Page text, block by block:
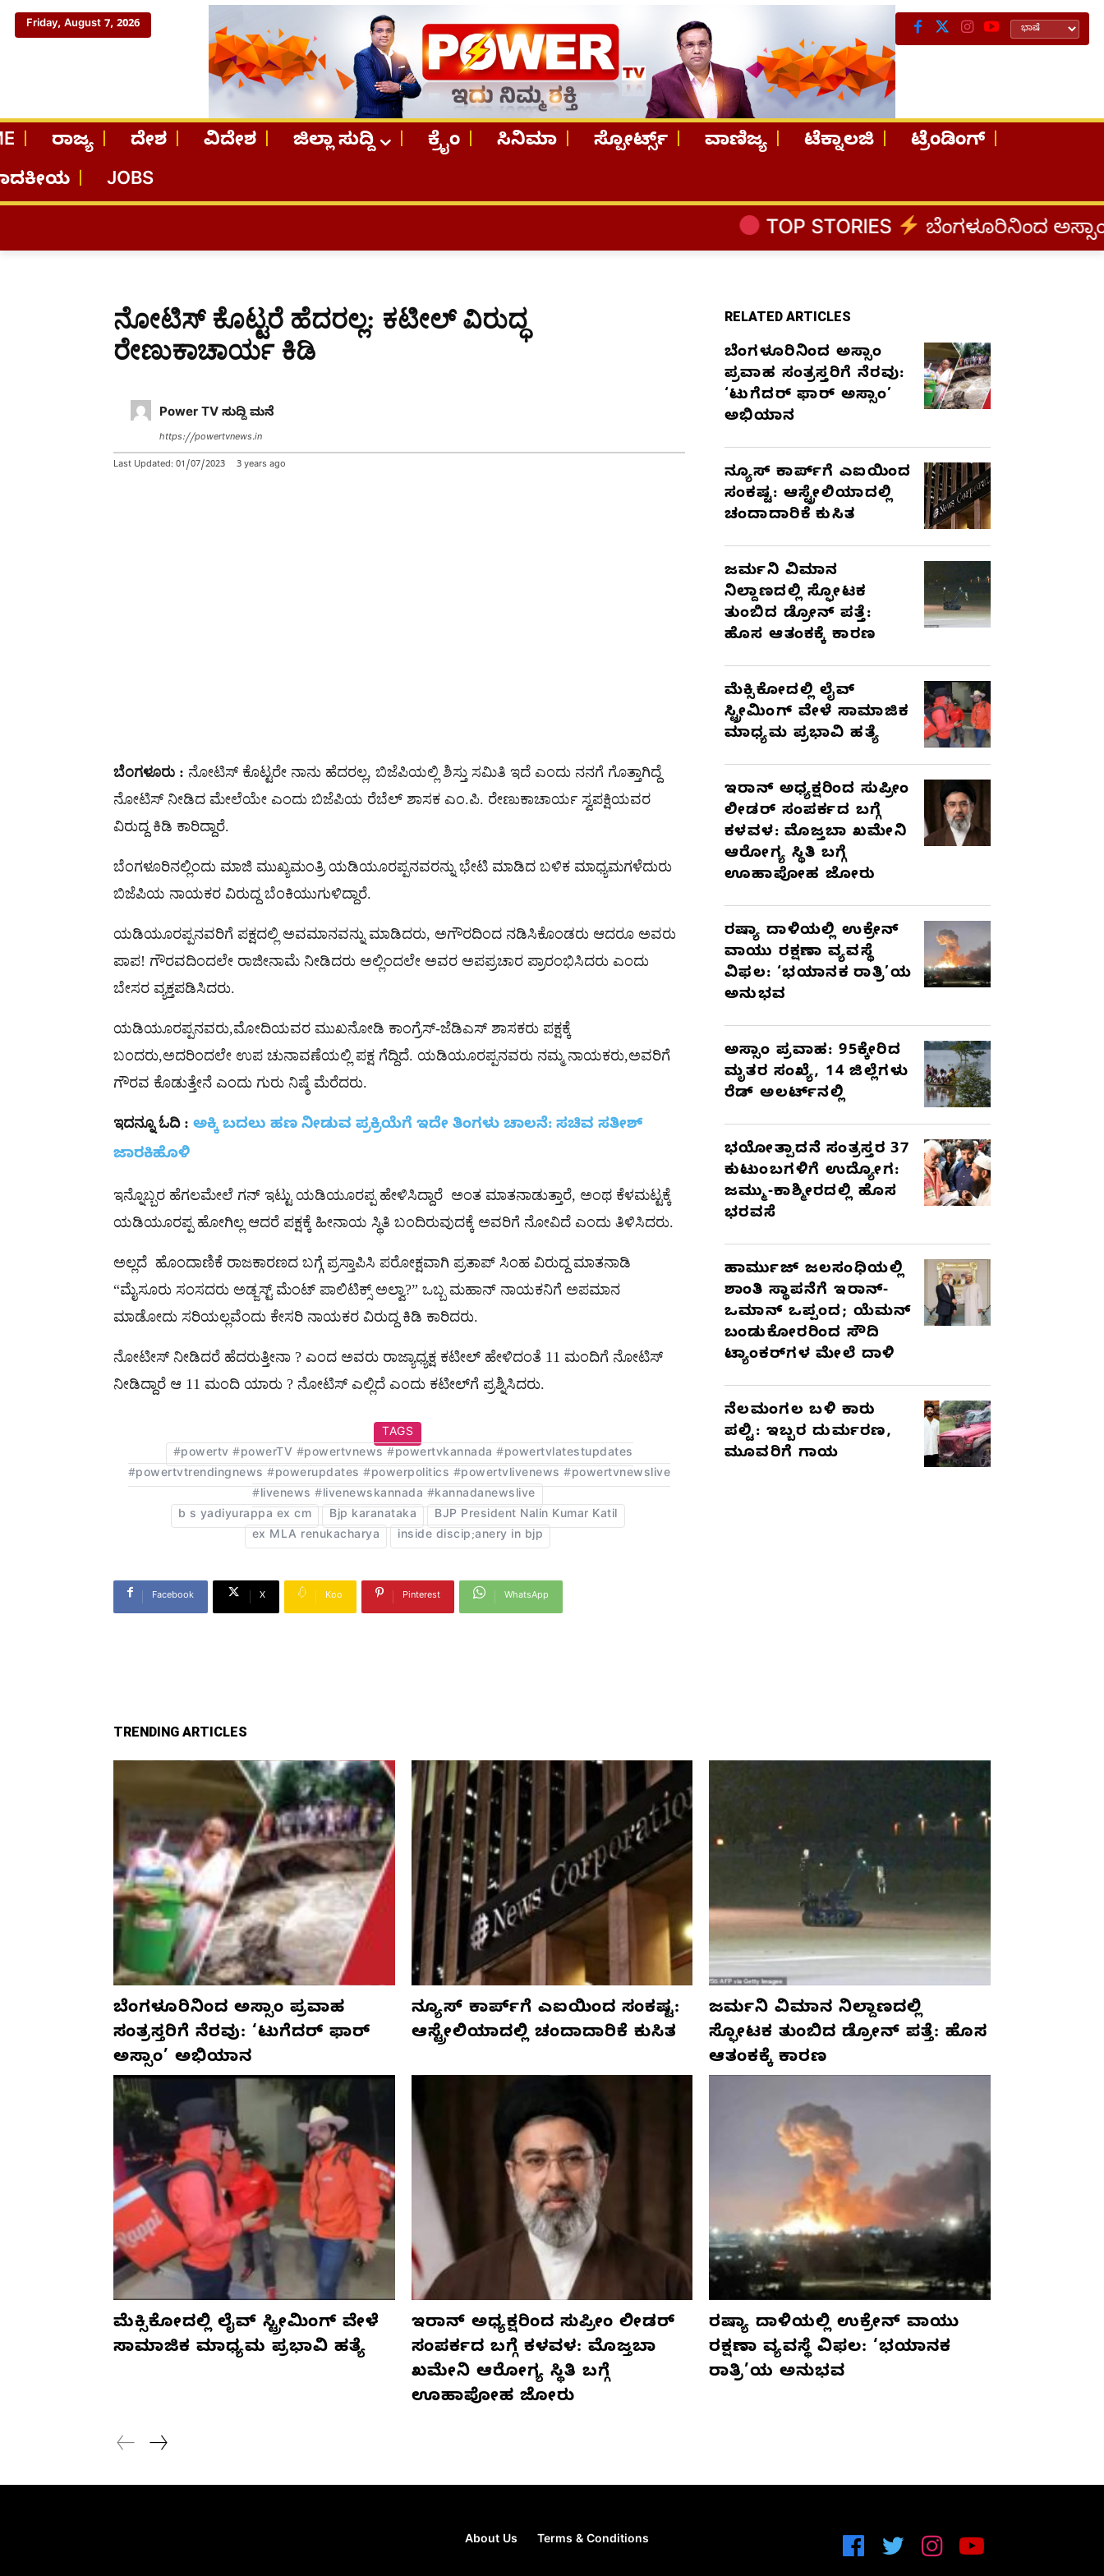
Friday, August 7, 2026
ರಾಜ್ಯ ದೇಶ ವಿದೇಶ ಜಿಲ್ಲಾ ಸುದ್ದಿ ಕ್ರೈಂ ಸಿನಿಮಾ ಸ್ಪೋರ್ಟ್ಸ್ ವಾಣಿಜ್ಯ ಟೆಕ್ನಾಲಜಿ
ಟ್ರೆಂಡಿಂಗ್
JOBS
TOP STORIES ಬೆಂಗಳೂರಿನಿಂದ ಅಸ್ಸಾಂ ಪ್ರವಾಹ
ನೋಟಿಸ್ ಕೊಟ್ಟರೆ ಹೆದರಲ್ಲ: ಕಟೀಲ್​ ವಿರುದ್ಧ
ರೇಣುಕಾಚಾರ್ಯ ಕಿಡಿ
Power TV ಸುದ್ದಿ ಮನೆ
https://powertvnews.in
Last Updated: 01/07/2023 3 years ago
ಬೆಂಗಳೂರು : ನೋಟಿಸ್ ಕೊಟ್ಟರೇ ನಾನು ಹೆದರಲ್ಲ, ಬಿಜೆಪಿಯಲ್ಲಿ ಶಿಸ್ತು ಸಮಿತಿ ಇದೆ ಎಂದು ನನಗೆ ಗೊತ್ತಾಗಿದ್ದೆ
ನೋಟಿಸ್ ನೀಡಿದ ಮೇಲೆಯೇ ಎಂದು ಬಿಜೆಪಿಯ ರೆಬೆಲ್ ಶಾಸಕ ಎಂ.ಪಿ. ರೇಣುಕಾಚಾರ್ಯ ಸ್ವಪಕ್ಷಿಯವರ
ವಿರುದ್ದ ಕಿಡಿ ಕಾರಿದ್ದಾರೆ.
ಬೆಂಗಳೂರಿನಲ್ಲಿಂದು ಮಾಜಿ ಮುಖ್ಯಮಂತ್ರಿ ಯಡಿಯೂರಪ್ಪನವರನ್ನು ಭೇಟಿ ಮಾಡಿದ ಬಳಿಕ ಮಾಧ್ಯಮಗಳೆದುರು
ಬಿಜೆಪಿಯ ನಾಯಕರ ವಿರುದ್ದ ಬೆಂಕಿಯುಗುಳಿದ್ದಾರೆ.
ಯಡಿಯೂರಪ್ಪನವರಿಗೆ ಪಕ್ಷದಲ್ಲಿ ಅವಮಾನವನ್ನು ಮಾಡಿದರು, ಅಗೌರದಿಂದ ನಡಿಸಿಕೊಂಡರು ಆದರೂ ಅವರು
ಪಾಪ! ಗೌರವದಿಂದಲೇ ರಾಜೀನಾಮೆ ನೀಡಿದರು ಅಲ್ಲಿಂದಲೇ ಅವರ ಅಪಪ್ರಚಾರ ಪ್ರಾರಂಭಿಸಿದರು ಎಂದು
ಬೇಸರ ವ್ಯಕ್ತಪಡಿಸಿದರು.
ಯಡಿಯೂರಪ್ಪನವರು,ಮೋದಿಯವರ ಮುಖನೋಡಿ ಕಾಂಗ್ರೆಸ್-ಜೆಡಿಎಸ್ ಶಾಸಕರು ಪಕ್ಷಕ್ಕೆ
ಬಂದರು,ಅದರಿಂದಲೇ ಉಪ ಚುನಾವಣೆಯಲ್ಲಿ ಪಕ್ಷ ಗೆದ್ದಿದೆ. ಯಡಿಯೂರಪ್ಪನವರು ನಮ್ಮ ನಾಯಕರು,ಅವರಿಗೆ
ಗೌರವ ಕೊಡುತ್ತೇನೆ ಎಂದು ಗುರು ನಿಷ್ಠೆ ಮೆರೆದರು.
ಇದನ್ನೂ ಓದಿ : ಅಕ್ಕಿ ಬದಲು ಹಣ ನೀಡುವ ಪ್ರಕ್ರಿಯೆಗೆ ಇದೇ ತಿಂಗಳು ಚಾಲನೆ: ಸಚಿವ ಸತೀಶ್
ಜಾರಕಿಹೊಳಿ
ಇನ್ನೊಬ್ಬರ ಹೆಗಲಮೇಲೆ ಗನ್ ಇಟ್ಟು ಯಡಿಯೂರಪ್ಪ ಹೇಳಿಸಿದ್ದಾರೆ ಅಂತ ಮಾತನಾಡುತ್ತಾರೆ, ಅಂಥ ಕೆಳಮಟ್ಟಕ್ಕೆ
ಯಡಿಯೂರಪ್ಪ ಹೋಗಿಲ್ಲ ಆದರೆ ಪಕ್ಷಕ್ಕೆ ಹೀನಾಯ ಸ್ಥಿತಿ ಬಂದಿರುವುದಕ್ಕೆ ಅವರಿಗೆ ನೋವಿದೆ ಎಂದು ತಿಳಿಸಿದರು.
ಅಲ್ಲದೆ ಹೊಂದಾಣಿಕೆ ರಾಜಕಾರಣದ ಬಗ್ಗೆ ಪ್ರಸ್ತಾಪಿಸಿ ಪರೋಕ್ಷವಾಗಿ ಪ್ರತಾಪ್ ಸಿಂಹ ವಿರುದ್ದ ಮಾತನಾಡಿ
“ಮೈಸೂರು ಸಂಸದರು ಅಡ್ಜಸ್ಟ್ ಮೆಂಟ್ ಪಾಲಿಟಿಕ್ಸ್ ಅಲ್ವಾ?” ಒಬ್ಬ ಮಹಾನ್ ನಾಯಕನಿಗೆ ಅಪಮಾನ
ಮಾಡೋದು ಸರಿಯಲ್ಲವೆಂದು ಕೇಸರಿ ನಾಯಕರ ವಿರುದ್ದ ಕಿಡಿ ಕಾರಿದರು.
ನೋಟೀಸ್​ ನೀಡಿದರೆ ಹೆದರುತ್ತೀನಾ ? ಎಂದ ಅವರು ರಾಜ್ಯಾಧ್ಯಕ್ಷ ಕಟೀಲ್ ಹೇಳಿದಂತೆ 11 ಮಂದಿಗೆ ನೋಟಿಸ್
ನೀಡಿದ್ದಾರೆ ಆ 11 ಮಂದಿ ಯಾರು ? ನೋಟಿಸ್ ಎಲ್ಲಿದೆ ಎಂದು ಕಟೀಲ್​ಗೆ ಪ್ರಶ್ನಿಸಿದರು.
TAGS
#powertv #powerTV #powertvnews #powertvkannada #powertvlatestupdates
#powertvtrendingnews #powerupdates #powerpolitics #powertvlivenews #powertvnewslive
#livenews #livenewskannada #kannadanewslive
b s yadiyurappa ex cm
Bjp karanataka
BJP President Nalin Kumar Katil
ex MLA renukacharya
inside discip;anery in bjp
Facebook X Koo Pinterest WhatsApp
RELATED ARTICLES
ಬೆಂಗಳೂರಿನಿಂದ ಅಸ್ಸಾಂ
ಪ್ರವಾಹ ಸಂತ್ರಸ್ತರಿಗೆ ನೆರವು:
‘ಟುಗೆದರ್ ಫಾರ್ ಅಸ್ಸಾಂ’
ಅಭಿಯಾನ
ನ್ಯೂಸ್ ಕಾರ್ಪ್‌ಗೆ ಎಐಯಿಂದ
ಸಂಕಷ್ಟ: ಆಸ್ಟ್ರೇಲಿಯಾದಲ್ಲಿ
ಚಂದಾದಾರಿಕೆ ಕುಸಿತ
ಜರ್ಮನಿ ವಿಮಾನ
ನಿಲ್ದಾಣದಲ್ಲಿ ಸ್ಫೋಟಕ
ತುಂಬಿದ ಡ್ರೋನ್ ಪತ್ತೆ:
ಹೊಸ ಆತಂಕಕ್ಕೆ ಕಾರಣ
ಮೆಕ್ಸಿಕೋದಲ್ಲಿ ಲೈವ್
ಸ್ಟ್ರೀಮಿಂಗ್ ವೇಳೆ ಸಾಮಾಜಿಕ
ಮಾಧ್ಯಮ ಪ್ರಭಾವಿ ಹತ್ಯೆ
ಇರಾನ್ ಅಧ್ಯಕ್ಷರಿಂದ ಸುಪ್ರೀಂ
ಲೀಡರ್ ಸಂಪರ್ಕದ ಬಗ್ಗೆ
ಕಳವಳ: ಮೊಜ್ತಬಾ ಖಮೇನಿ
ಆರೋಗ್ಯ ಸ್ಥಿತಿ ಬಗ್ಗೆ
ಊಹಾಪೋಹ ಜೋರು
ರಷ್ಯಾ ದಾಳಿಯಲ್ಲಿ ಉಕ್ರೇನ್
ವಾಯು ರಕ್ಷಣಾ ವ್ಯವಸ್ಥೆ
ವಿಫಲ: ‘ಭಯಾನಕ ರಾತ್ರಿ’ಯ
ಅನುಭವ
ಅಸ್ಸಾಂ ಪ್ರವಾಹ: 95ಕ್ಕೇರಿದ
ಮೃತರ ಸಂಖ್ಯೆ, 14 ಜಿಲ್ಲೆಗಳು
ರೆಡ್ ಅಲರ್ಟ್‌ನಲ್ಲಿ
ಭಯೋತ್ಪಾದನೆ ಸಂತ್ರಸ್ತರ 37
ಕುಟುಂಬಗಳಿಗೆ ಉದ್ಯೋಗ:
ಜಮ್ಮು-ಕಾಶ್ಮೀರದಲ್ಲಿ ಹೊಸ
ಭರವಸೆ
ಹಾರ್ಮುಜ್ ಜಲಸಂಧಿಯಲ್ಲಿ
ಶಾಂತಿ ಸ್ಥಾಪನೆಗೆ ಇರಾನ್-
ಒಮಾನ್ ಒಪ್ಪಂದ; ಯೆಮನ್
ಬಂಡುಕೋರರಿಂದ ಸೌದಿ
ಟ್ಯಾಂಕರ್‌ಗಳ ಮೇಲೆ ದಾಳಿ
ನೆಲಮಂಗಲ ಬಳಿ ಕಾರು
ಪಲ್ಟಿ: ಇಬ್ಬರ ದುರ್ಮರಣ,
ಮೂವರಿಗೆ ಗಾಯ
TRENDING ARTICLES
ಬೆಂಗಳೂರಿನಿಂದ ಅಸ್ಸಾಂ ಪ್ರವಾಹ
ಸಂತ್ರಸ್ತರಿಗೆ ನೆರವು: ‘ಟುಗೆದರ್ ಫಾರ್
ಅಸ್ಸಾಂ’ ಅಭಿಯಾನ
ನ್ಯೂಸ್ ಕಾರ್ಪ್‌ಗೆ ಎಐಯಿಂದ ಸಂಕಷ್ಟ:
ಆಸ್ಟ್ರೇಲಿಯಾದಲ್ಲಿ ಚಂದಾದಾರಿಕೆ ಕುಸಿತ
ಜರ್ಮನಿ ವಿಮಾನ ನಿಲ್ದಾಣದಲ್ಲಿ
ಸ್ಫೋಟಕ ತುಂಬಿದ ಡ್ರೋನ್ ಪತ್ತೆ: ಹೊಸ
ಆತಂಕಕ್ಕೆ ಕಾರಣ
ಮೆಕ್ಸಿಕೋದಲ್ಲಿ ಲೈವ್ ಸ್ಟ್ರೀಮಿಂಗ್ ವೇಳೆ
ಸಾಮಾಜಿಕ ಮಾಧ್ಯಮ ಪ್ರಭಾವಿ ಹತ್ಯೆ
ಇರಾನ್ ಅಧ್ಯಕ್ಷರಿಂದ ಸುಪ್ರೀಂ ಲೀಡರ್
ಸಂಪರ್ಕದ ಬಗ್ಗೆ ಕಳವಳ: ಮೊಜ್ತಬಾ
ಖಮೇನಿ ಆರೋಗ್ಯ ಸ್ಥಿತಿ ಬಗ್ಗೆ
ಊಹಾಪೋಹ ಜೋರು
ರಷ್ಯಾ ದಾಳಿಯಲ್ಲಿ ಉಕ್ರೇನ್ ವಾಯು
ರಕ್ಷಣಾ ವ್ಯವಸ್ಥೆ ವಿಫಲ: ‘ಭಯಾನಕ
ರಾತ್ರಿ’ಯ ಅನುಭವ
About Us Terms & Conditions